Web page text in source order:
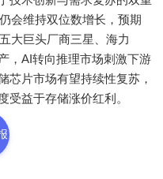
会维持双位数增长，预期
大巨头厂商三星、海力
，AI转向推理市场刺激下游
芯片市场有望持续性复苏，
受益于存储涨价红利。